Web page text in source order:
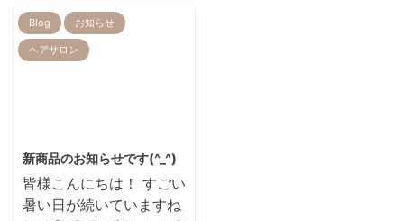
説明すると携帯がクレジ
ットカードに変身して買
ンベリーティ』 お客様か
らも 「これ美味しぃ」
「飲みやすい」 「簡単で
たクランベリーティ♡ 早
速購入！普段暖かい飲み
物を飲まないのですが こ
れは おすすめですよ！
Blog お知らせ
ヘアサロン
新商品のお知らせです(^_^)
皆様こんにちは！ すごい
暑い日が続いていますね